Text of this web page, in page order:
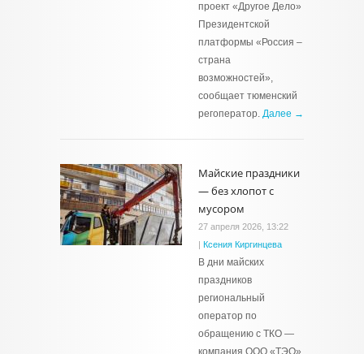
проект «Другое Дело»
Президентской
платформы «Россия –
страна
возможностей»,
сообщает тюменский
регоператор. Далее →
Майские праздники
— без хлопот с
мусором
27 апреля 2026, 13:22
| Ксения Киргинцева
В дни майских
праздников
региональный
оператор по
обращению с ТКО —
компания ООО «ТЭО»